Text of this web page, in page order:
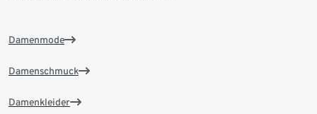
Damenmode
Damenschmuck
Damenkleider